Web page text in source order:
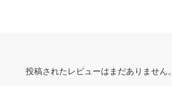
投稿されたレビューはまだありません。